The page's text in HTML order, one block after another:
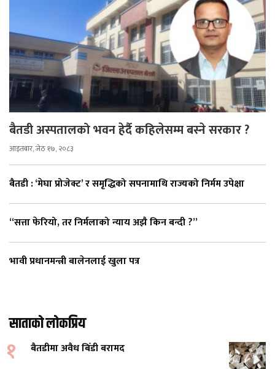
बैतडी अस्पतालको भवन हेर्दै कहिलेसम्म बस्ने सरकार ?
आइतबार, जेठ १७, २०८३
बैतडी : ‘मेघा प्रोजेक्ट’ र समृद्धिको सपनामाथि राज्यको निर्मम उपेक्षा
“सत्ता फेरियो, तर निर्मलाको न्याय अझै किन बन्दी ?”
भावी प्रधानमन्त्री बालेनलाई खुला पत्र
साताको लोकप्रिय
१ बैतडीमा अवैध बिँडी बरामद